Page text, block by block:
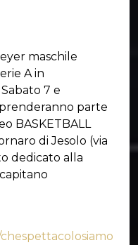
maschile
A in
7 e
parte
BASKETBALL
di Jesolo (via
dedicato alla